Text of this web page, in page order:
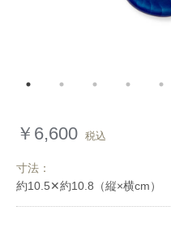
￥6,600 税込
寸法：